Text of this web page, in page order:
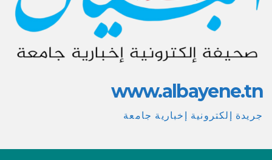
www.albayene.tn
جريدة إلكترونية إخبارية جامعة